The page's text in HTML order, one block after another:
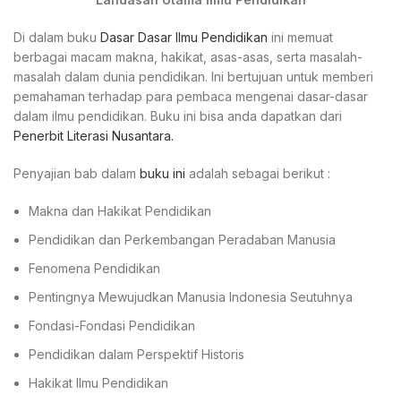
Di dalam buku Dasar Dasar Ilmu Pendidikan ini memuat
berbagai macam makna, hakikat, asas-asas, serta masalah-
masalah dalam dunia pendidikan. Ini bertujuan untuk memberi
pemahaman terhadap para pembaca mengenai dasar-dasar
dalam ilmu pendidikan. Buku ini bisa anda dapatkan dari
Penerbit Literasi Nusantara.
Penyajian bab dalam buku ini adalah sebagai berikut :
Makna dan Hakikat Pendidikan
Pendidikan dan Perkembangan Peradaban Manusia
Fenomena Pendidikan
Pentingnya Mewujudkan Manusia Indonesia Seutuhnya
Fondasi-Fondasi Pendidikan
Pendidikan dalam Perspektif Historis
Hakikat Ilmu Pendidikan